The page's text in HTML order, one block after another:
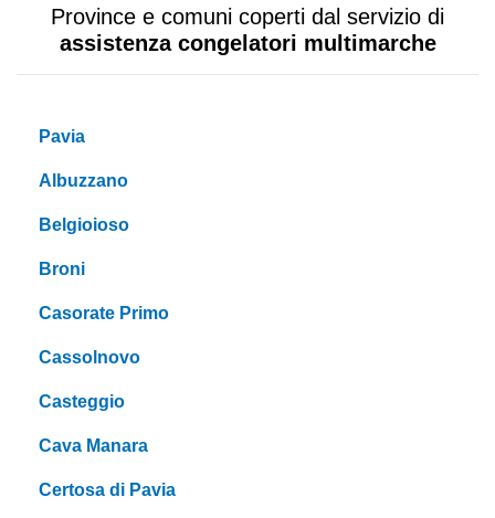
Province e comuni coperti dal servizio di
assistenza congelatori multimarche
Pavia
Albuzzano
Belgioioso
Broni
Casorate Primo
Cassolnovo
Casteggio
Cava Manara
Certosa di Pavia